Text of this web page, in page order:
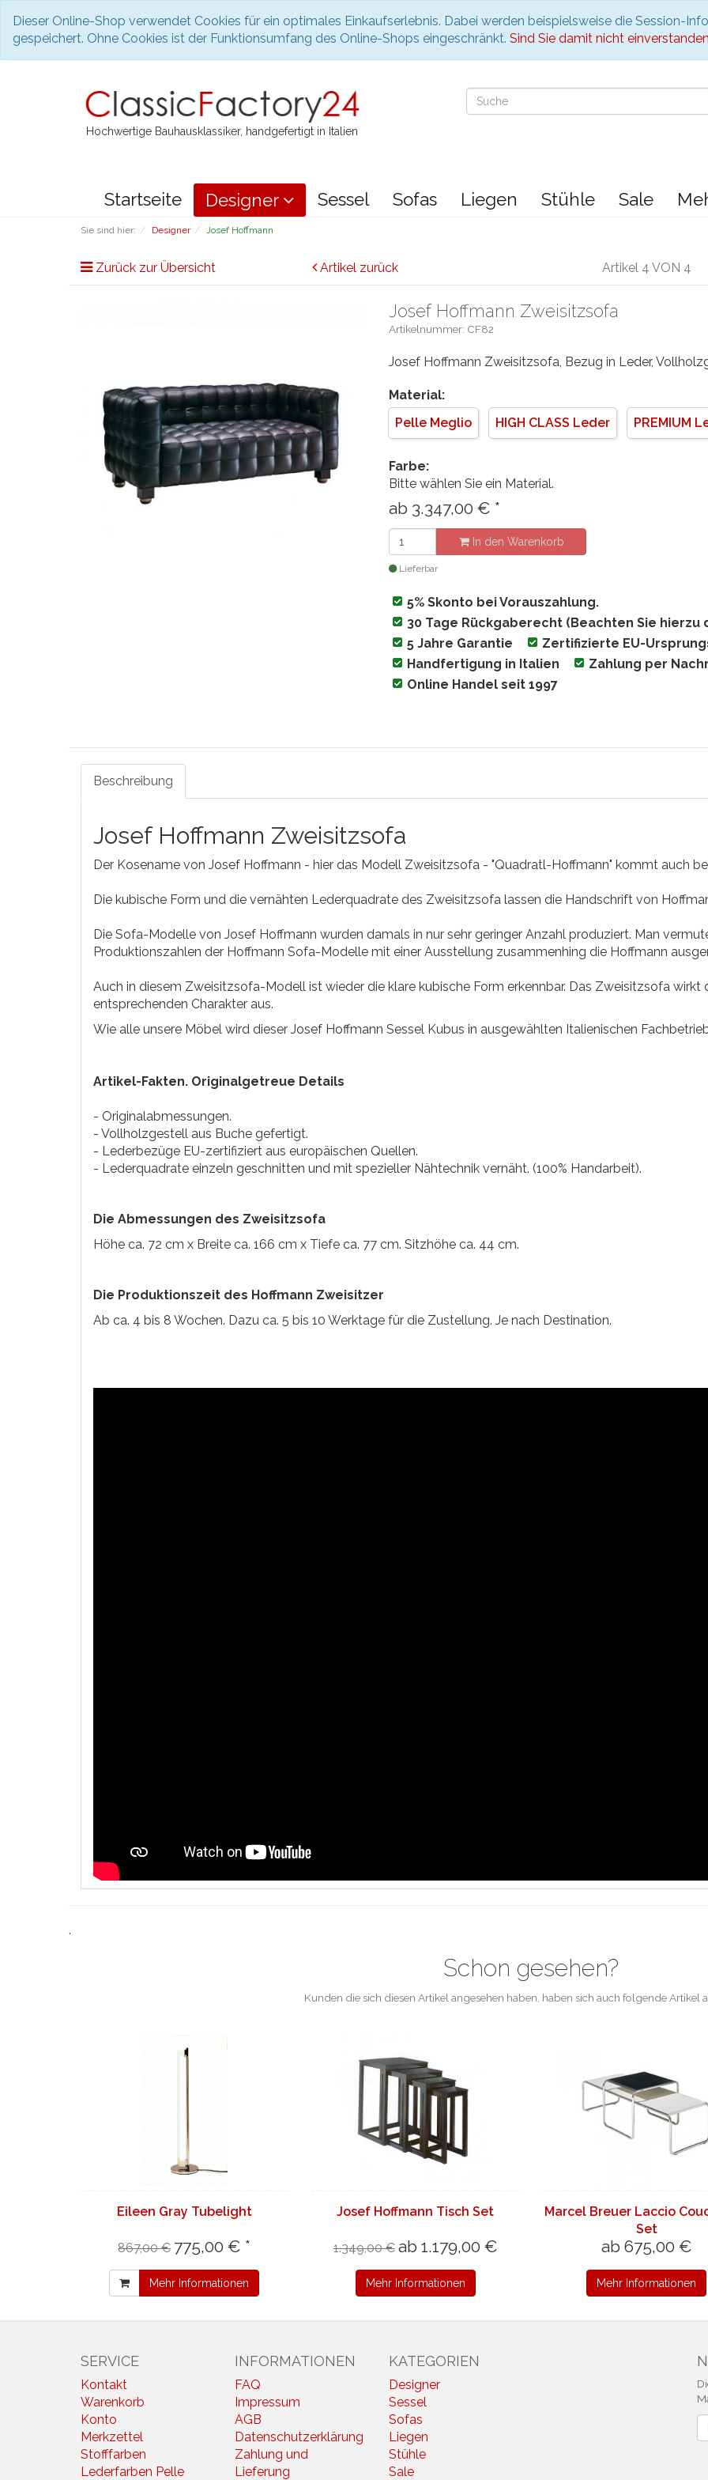
Dieser Online-Shop verwendet Cookies für ein optimales Einkaufserlebnis. Dabei werden beispielsweise die Session-
gespeichert. Ohne Cookies ist der Funktionsumfang des Online-Shops eingeschränkt. Sind Sie damit nicht
Hochwertige Bauhausklassiker, handgefertigt in Italien
Startseite Designer Sessel Sofas Liegen Stühle Sale
Sie sind hier: Designer Josef Hoffmann
Zurück zur Übersicht Artikel zurück Artikel 4 VON 4
Josef Hoffmann Zweisitzsofa
Artikelnummer: CF82
Josef Hoffmann Zweisitzsofa, Bezug in Leder,
Material:
Pelle Meglio
HIGH CLASS Leder PREMIUM
Farbe:
Bitte wählen Sie ein Material.
ab 3.347,00 € *
In den Warenkorb
Lieferbar
5% Skonto bei Vorauszahlung.
30 Tage Rückgaberecht (Beachten Sie hierzu
5 Jahre Garantie
Zertifizierte EU-
Handfertigung in Italien
Zahlung per
Online Handel seit 1997
Beschreibung
Josef Hoffmann Zweisitzsofa
Der Kosename von Josef Hoffmann - hier das Modell Zweisitzsofa - "Quadratl-Hoffmann" kommt auch
Die kubische Form und die vernähten Lederquadrate des Zweisitzsofa lassen die Handschrift von
Die Sofa-Modelle von Josef Hoffmann wurden damals in nur sehr geringer Anzahl produziert. Man
Produktionszahlen der Hoffmann Sofa-Modelle mit einer Ausstellung zusammenhing die Hoffmann
Auch in diesem Zweisitzsofa-Modell ist wieder die klare kubische Form erkennbar. Das Zweisitzsofa
entsprechenden Charakter aus.
Wie alle unsere Möbel wird dieser Josef Hoffmann Sessel Kubus in ausgewählten Italienischen
Artikel-Fakten. Originalgetreue Details
- Originalabmessungen.
- Vollholzgestell aus Buche gefertigt.
- Lederbezüge EU-zertifiziert aus europäischen Quellen.
- Lederquadrate einzeln geschnitten und mit spezieller Nähtechnik vernäht. (100% Handarbeit).
Die Abmessungen des Zweisitzsofa
Höhe ca. 72 cm x Breite ca. 166 cm x Tiefe ca. 77 cm. Sitzhöhe ca. 44 cm.
Die Produktionszeit des Hoffmann Zweisitzer
Ab ca. 4 bis 8 Wochen. Dazu ca. 5 bis 10 Werktage für die Zustellung. Je nach Destination.
.
Schon gesehen?
Kunden die sich diesen Artikel angesehen haben, haben sich auch folgende Artikel
Eileen Gray Tubelight
867,00 € 775,00 € *
Mehr Informationen
Josef Hoffmann Tisch Set
1.349,00 € ab 1.179,00 €
Mehr Informationen
Marcel Breuer Laccio
Set
ab 675,00 €
Mehr Informationen
SERVICE
Kontakt
Warenkorb
Konto
Merkzettel
Stofffarben
Lederfarben Pelle
INFORMATIONEN
FAQ
Impressum
AGB
Datenschutzerklärung
Zahlung und
Lieferung
KATEGORIEN
Designer
Sessel
Sofas
Liegen
Stühle
Sale